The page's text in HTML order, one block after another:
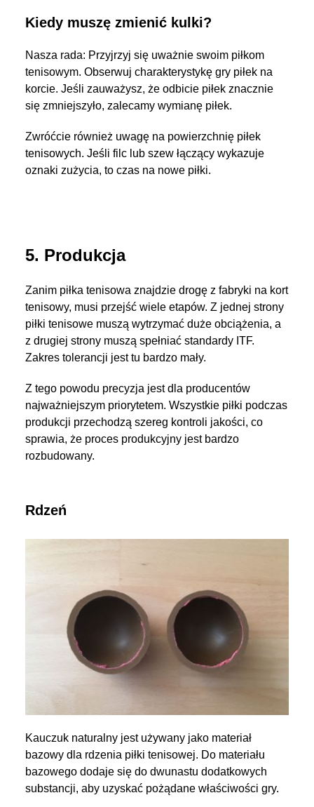
Kiedy muszę zmienić kulki?
Nasza rada: Przyjrzyj się uważnie swoim piłkom
tenisowym. Obserwuj charakterystykę gry piłek na
korcie. Jeśli zauważysz, że odbicie piłek znacznie
się zmniejszyło, zalecamy wymianę piłek.
Zwróćcie również uwagę na powierzchnię piłek
tenisowych. Jeśli filc lub szew łączący wykazuje
oznaki zużycia, to czas na nowe piłki.
5. Produkcja
Zanim piłka tenisowa znajdzie drogę z fabryki na kort
tenisowy, musi przejść wiele etapów. Z jednej strony
piłki tenisowe muszą wytrzymać duże obciążenia, a
z drugiej strony muszą spełniać standardy ITF.
Zakres tolerancji jest tu bardzo mały.
Z tego powodu precyzja jest dla producentów
najważniejszym priorytetem. Wszystkie piłki podczas
produkcji przechodzą szereg kontroli jakości, co
sprawia, że proces produkcyjny jest bardzo
rozbudowany.
Rdzeń
Kauczuk naturalny jest używany jako materiał
bazowy dla rdzenia piłki tenisowej. Do materiału
bazowego dodaje się do dwunastu dodatkowych
substancji, aby uzyskać pożądane właściwości gry.